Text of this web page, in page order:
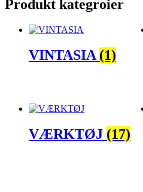
Produkt kategroier
VINTASIA (1)
VÆRKTØJ (17)